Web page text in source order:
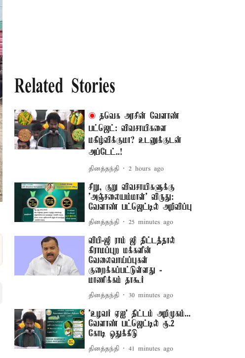
Related Stories
தவெக அரசின் வேளாண்
பட்ஜெட்: விவசாயிகளை
மகிழ்விக்குமா? உடனுக்குடன்
அப்டேட்..!
தினத்தந்தி 2 hours ago
சிறு, குறு விவசாயிகளுக்கு
'அஞ்சலையம்மாள்' விருது:
வேளாண் பட்ஜெட்டில் அறிவிப்பு
தினத்தந்தி 25 minutes ago
விபி-ஜி ராம் ஜி திட்டத்தால்
கிராமப்புற மக்களின்
வேலைவாய்ப்புகள்
குறைக்கப்பட்டுள்ளது -
மாணிக்கம் தாகூர்
தினத்தந்தி 30 minutes ago
'உழவர் ஏஐ' திட்டம் அறிமுகம்...
வேளாண் பட்ஜெட்டில் ரூ.2
கோடி ஒதுக்கீடு
தினத்தந்தி 41 minutes ago